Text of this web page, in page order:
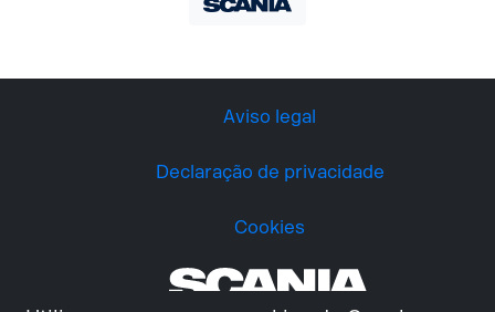
Aviso legal
Declaração de privacidade
Cookies